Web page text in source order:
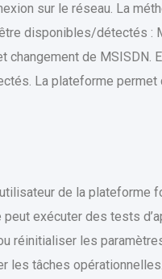
sur le réseau. La
disponibles/détectés :
changement de MSISDN.
La plateforme
de la plateforme
exécuter des tests
réinitialiser les
les tâches opérationnelles.